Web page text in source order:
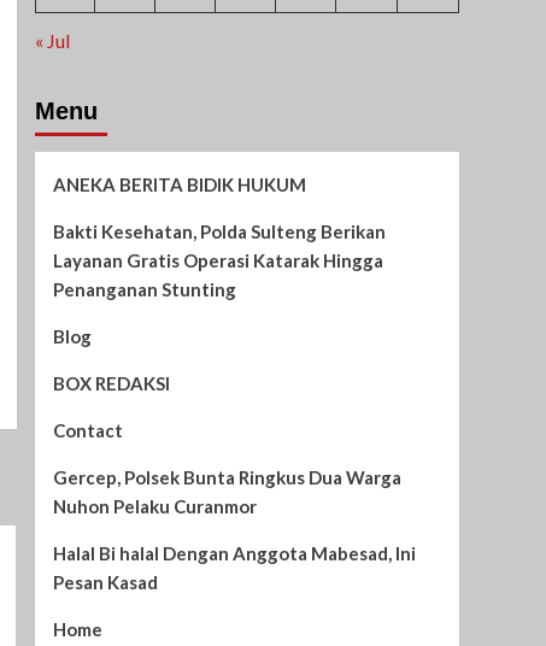
« Jul
Menu
ANEKA BERITA BIDIK HUKUM
Bakti Kesehatan, Polda Sulteng Berikan
Layanan Gratis Operasi Katarak Hingga
Penanganan Stunting
Blog
BOX REDAKSI
Contact
Gercep, Polsek Bunta Ringkus Dua Warga
Nuhon Pelaku Curanmor
Halal Bi halal Dengan Anggota Mabesad, Ini
Pesan Kasad
Home